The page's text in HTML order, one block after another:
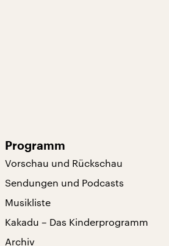
Programm
Vorschau und Rückschau
Sendungen und Podcasts
Musikliste
Kakadu – Das Kinderprogramm
Archiv